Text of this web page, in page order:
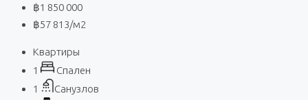
฿1 850 000
฿57 813/м2
Квартиры
1
Спален
1
Санузлов